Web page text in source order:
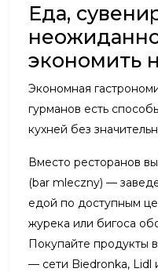
Еда,
экономить
Экономная
гурманов есть
кухней без
Вместо ресторанов
(bar mleczny) —
едой по доступным
журека или бигоса
Покупайте продукты
— сети Biedronka, Lidl